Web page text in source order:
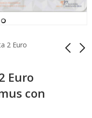
2 Euro
Euro
con
Coincard Francia 2022
Olimipiadi Parigi 2024
Casuale
2 Euro
Commemorativi
Malta 2022 Ipogeo di